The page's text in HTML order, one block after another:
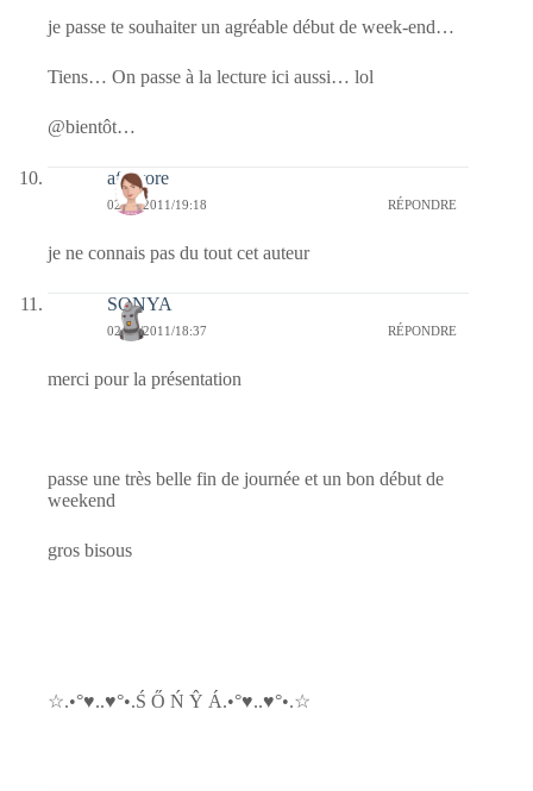
je passe te souhaiter un agréable début de week-end…
Tiens… On passe à la lecture ici aussi… lol
@bientôt…
afaurore
02/09/2011/19:18 RÉPONDRE
je ne connais pas du tout cet auteur
SONYA
02/09/2011/18:37 RÉPONDRE
merci pour la présentation
passe une très belle fin de journée et un bon début de
weekend
gros bisous
☆.•°♥..♥°•.Ś Ő Ń Ŷ Á.•°♥..♥°•.☆